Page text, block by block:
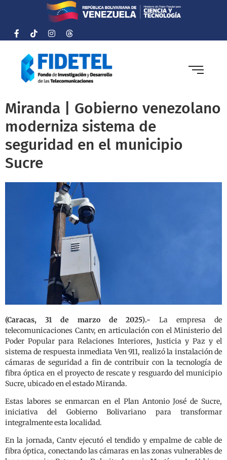
Miranda | Gobierno venezolano
moderniza sistema de
seguridad en el municipio
Sucre
(Caracas, 31 de marzo de 2025).- La empresa de
telecomunicaciones Cantv, en articulación con el Ministerio del
Poder Popular para Relaciones Interiores, Justicia y Paz y el
sistema de respuesta inmediata Ven 911, realizó la instalación de
cámaras de seguridad a fin de contribuir con la tecnología de
fibra óptica en el proyecto de rescate y resguardo del municipio
Sucre, ubicado en el estado Miranda.
Estas labores se enmarcan en el Plan Antonio José de Sucre,
iniciativa del Gobierno Bolivariano para transformar
integralmente esta localidad.
En la jornada, Cantv ejecutó el tendido y empalme de cable de
fibra óptica, conectando las cámaras en las zonas vulnerables de